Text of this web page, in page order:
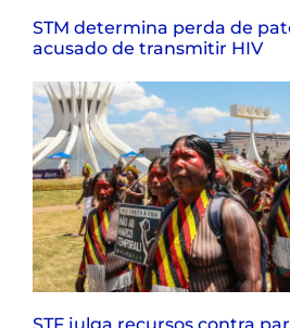
STM determina perda de
acusado de transmitir HIV